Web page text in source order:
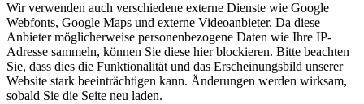
Wir verwenden auch verschiedene externe Dienste wie Google
Webfonts, Google Maps und externe Videoanbieter. Da diese
Anbieter möglicherweise personenbezogene Daten wie Ihre IP-
Adresse sammeln, können Sie diese hier blockieren. Bitte beachten
Sie, dass dies die Funktionalität und das Erscheinungsbild unserer
Website stark beeinträchtigen kann. Änderungen werden wirksam,
sobald Sie die Seite neu laden.